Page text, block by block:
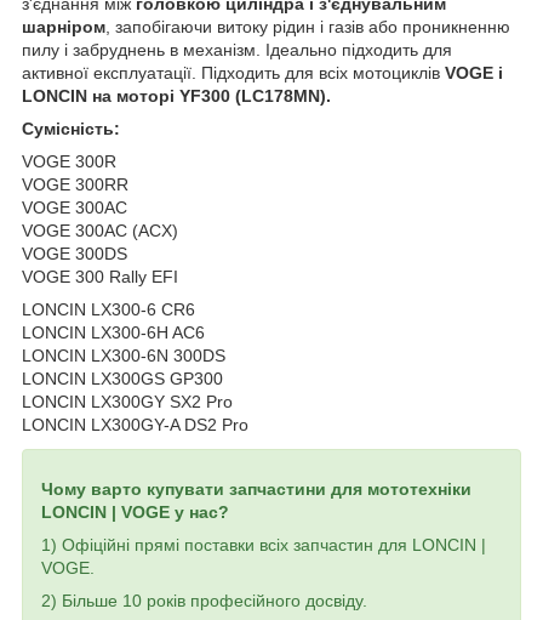
шарніром , запобігаючи витоку рідин і газів або проникненню
пилу і забруднень в механізм. Ідеально підходить для
активної експлуатації. Підходить для всіх мотоциклів VOGE і
LONCIN на моторі YF300 (LC178MN).
Сумісність:
VOGE 300R
VOGE 300RR
VOGE 300AC
VOGE 300AC (ACX)
VOGE 300DS
VOGE 300 Rally EFI
LONCIN LX300-6 CR6
LONCIN LX300-6H AC6
LONCIN LX300-6N 300DS
LONCIN LX300GS GP300
LONCIN LX300GY SX2 Pro
LONCIN LX300GY-A DS2 Pro
Чому варто купувати запчастини для мототехніки
LONCIN | VOGE у нас?
1) Офіційні прямі поставки всіх запчастин для LONCIN |
VOGE.
2) Більше 10 років професійного досвіду.